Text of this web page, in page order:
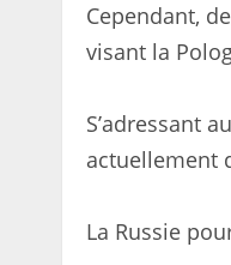
Cependant,
visant la
S’adressant
actuellement
La Russie